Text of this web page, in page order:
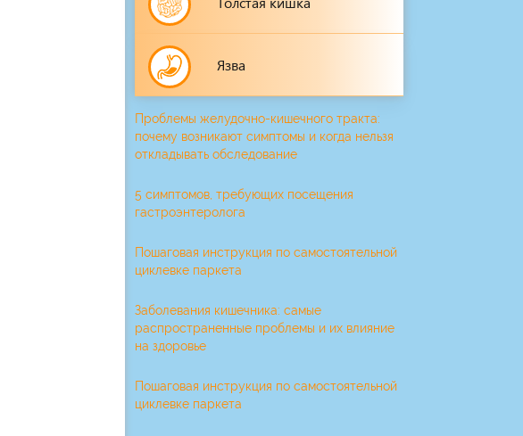
Язва
Проблемы желудочно-кишечного тракта:
почему возникают симптомы и когда нельзя
откладывать обследование
5 симптомов, требующих посещения
гастроэнтеролога
Пошаговая инструкция по самостоятельной
циклевке паркета
Заболевания кишечника: самые
распространенные проблемы и их влияние
на здоровье
Пошаговая инструкция по самостоятельной
циклевке паркета